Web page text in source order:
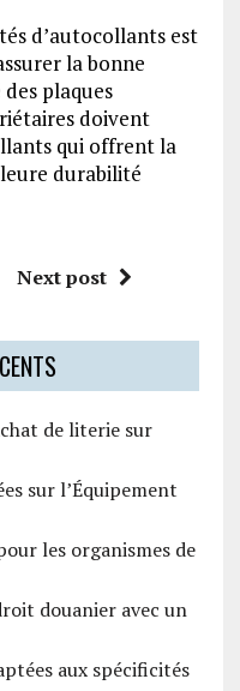
d’autocollants est
la bonne
plaques
doivent
qui offrent la
durabilité
Next post
de literie sur
sur l’Équipement
les organismes de
douanier avec un
aux spécificités